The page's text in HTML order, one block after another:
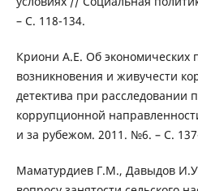
– С. 118-134.
Криони А.Е. Об экономических
возникновения и живучести
детектива при расследовании
коррупционной
и за рубежом. 2011. №6. – С.
Маматурдиев Г.М., Давыдов